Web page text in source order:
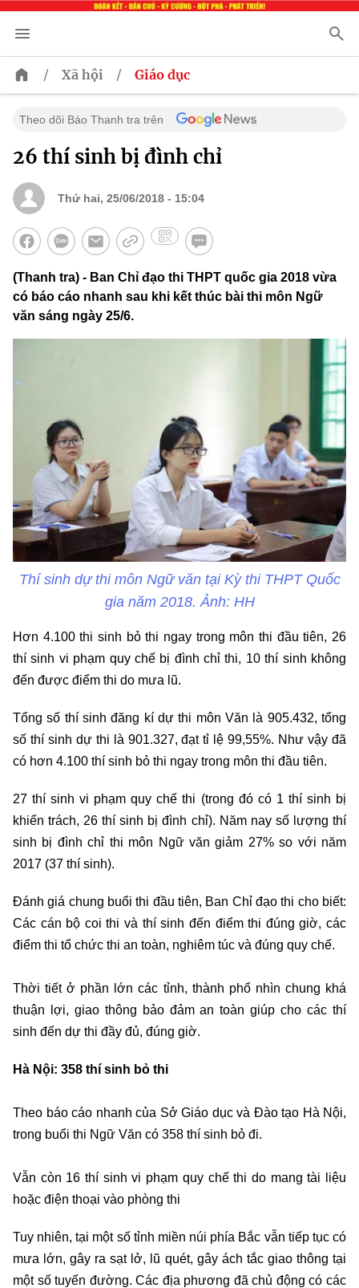
/ Xã hội / Giáo dục
Theo dõi Báo Thanh tra trên
26 thí sinh bị đình chỉ
Thứ hai, 25/06/2018 - 15:04
(Thanh tra) - Ban Chỉ đạo thi THPT quốc gia 2018 vừa
có báo cáo nhanh sau khi kết thúc bài thi môn Ngữ
văn sáng ngày 25/6.
Thí sinh dự thi môn Ngữ văn tại Kỳ thi THPT Quốc
gia năm 2018. Ảnh: HH
Hơn 4.100 thi sinh bỏ thi ngay trong môn thi đầu tiên, 26
thí sinh vi phạm quy chế bị đình chỉ thi, 10 thí sinh không
đến được điểm thi do mưa lũ.
Tổng số thí sinh đăng kí dự thi môn Văn là 905.432, tổng
số thí sinh dự thi là 901.327, đạt tỉ lệ 99,55%. Như vậy đã
có hơn 4.100 thí sinh bỏ thi ngay trong môn thi đầu tiên.
27 thí sinh vi phạm quy chế thi (trong đó có 1 thí sinh bị
khiển trách, 26 thí sinh bị đình chỉ). Năm nay số lượng thí
sinh bị đình chỉ thi môn Ngữ văn giảm 27% so với năm
2017 (37 thí sinh).
Đánh giá chung buổi thi đầu tiên, Ban Chỉ đạo thi cho biết:
Các cán bộ coi thi và thí sinh đến điểm thi đúng giờ, các
điểm thi tổ chức thi an toàn, nghiêm túc và đúng quy chế.
Thời tiết ở phần lớn các tỉnh, thành phố nhìn chung khá
thuận lợi, giao thông bảo đảm an toàn giúp cho các thí
sinh đến dự thi đầy đủ, đúng giờ.
Hà Nội: 358 thí sinh bỏ thi
Theo báo cáo nhanh của Sở Giáo dục và Đào tạo Hà Nội,
trong buổi thi Ngữ Văn có 358 thí sinh bỏ đi.
Vẫn còn 16 thí sinh vi phạm quy chế thi do mang tài liệu
hoặc điện thoại vào phòng thi
Tuy nhiên, tại một số tỉnh miền núi phía Bắc vẫn tiếp tục có
mưa lớn, gây ra sạt lở, lũ quét, gây ách tắc giao thông tại
một số tuyến đường. Các địa phương đã chủ động có các